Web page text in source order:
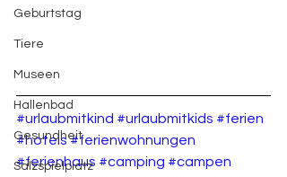
Geburtstag
Tiere
Museen
Hallenbad
Gesundheit
Salzspielplatz
#urlaubmitkind #urlaubmitkids #ferien
#hotels #ferienwohnungen
#ferienhaus #camping #campen